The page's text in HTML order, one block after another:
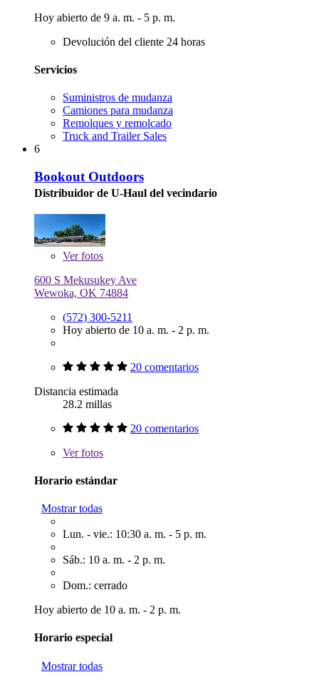
Hoy abierto de 9 a. m. - 5 p. m.
Devolución del cliente 24 horas
Servicios
Suministros de mudanza
Camiones para mudanza
Remolques y remolcado
Truck and Trailer Sales
6
Bookout Outdoors
Distribuidor de U-Haul del vecindario
Verfotos
600 S Mekusukey Ave
Wewoka, OK 74884
(572) 300-5211
Hoy abierto de 10 a. m. - 2 p. m.
20 comentarios
Distancia estimada
28.2 millas
20 comentarios
Verfotos
Horario estándar
Mostrar todas
Lun. - vie.: 10:30 a. m. - 5 p. m.
Sáb.: 10 a. m. - 2 p. m.
Dom.: cerrado
Hoy abierto de 10 a. m. - 2 p. m.
Horario especial
Mostrar todas